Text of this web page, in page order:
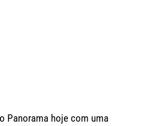
Panorama hoje com uma